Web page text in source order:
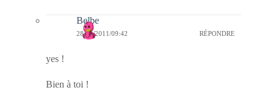
Belbe
28/01/2011/09:42 RÉPONDRE
yes !
Bien à toi !